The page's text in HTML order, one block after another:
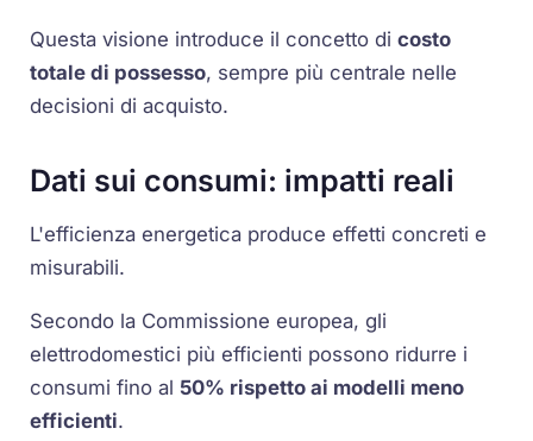
Questa visione introduce il concetto dicosto
totale di possesso, sempre più centrale nelle
decisioni di acquisto.
Dati sui consumi: impatti reali
L'efficienza energetica produce effetti concreti e
misurabili.
Secondo la Commissione europea, gli
elettrodomestici più efficienti possono ridurre i
consumi fino al 50% rispetto ai modelli meno
efficienti.